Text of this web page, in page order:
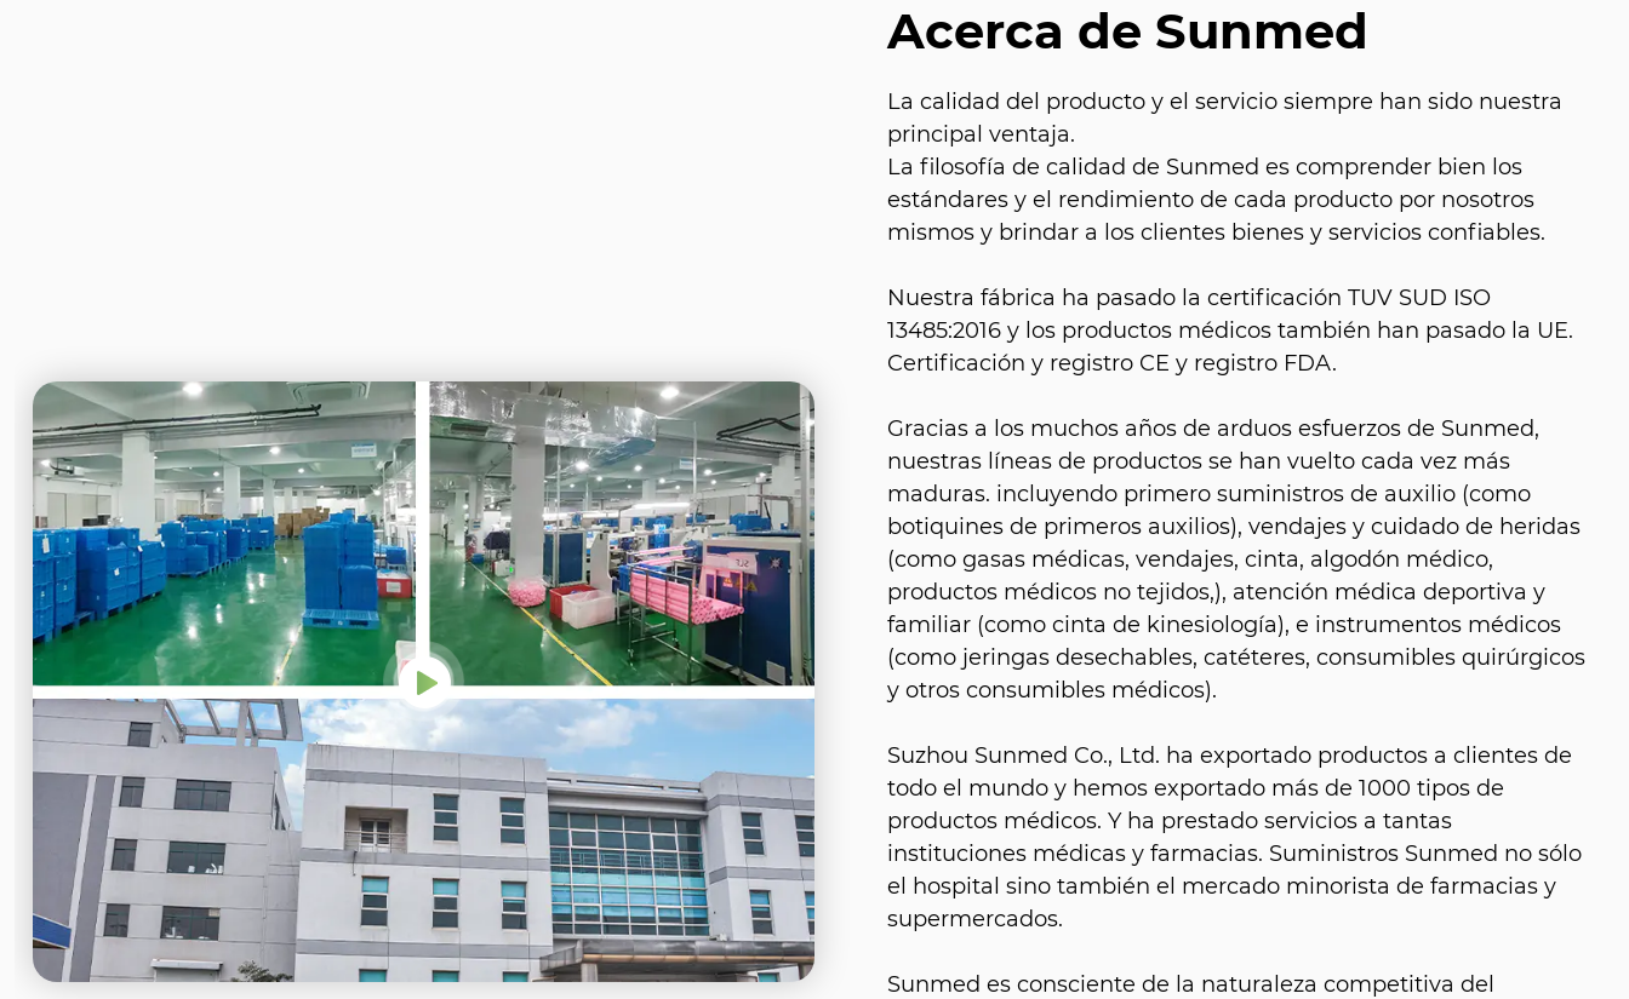
Acerca de Sunmed
La calidad del producto y el servicio siempre han sido nuestra
principal ventaja.
La filosofía de calidad de Sunmed es comprender bien los
estándares y el rendimiento de cada producto por nosotros
mismos y brindar a los clientes bienes y servicios confiables.
Nuestra fábrica ha pasado la certificación TUV SUD ISO
13485:2016 y los productos médicos también han pasado la UE.
Certificación y registro CE y registro FDA.
Gracias a los muchos años de arduos esfuerzos de Sunmed,
nuestras líneas de productos se han vuelto cada vez más
maduras. incluyendo primero suministros de auxilio (como
botiquines de primeros auxilios), vendajes y cuidado de heridas
(como gasas médicas, vendajes, cinta, algodón médico,
productos médicos no tejidos,), atención médica deportiva y
familiar (como cinta de kinesiología), e instrumentos médicos
(como jeringas desechables, catéteres, consumibles quirúrgicos
y otros consumibles médicos).
Suzhou Sunmed Co., Ltd. ha exportado productos a clientes de
todo el mundo y hemos exportado más de 1000 tipos de
productos médicos. Y ha prestado servicios a tantas
instituciones médicas y farmacias. Suministros Sunmed no sólo
el hospital sino también el mercado minorista de farmacias y
supermercados.
Sunmed es consciente de la naturaleza competitiva del